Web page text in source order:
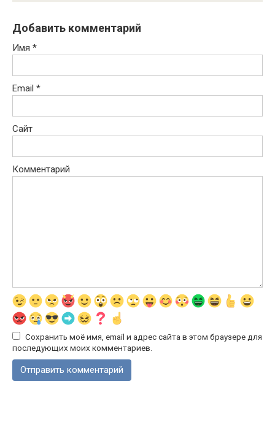
Добавить комментарий
Имя *
Email *
Сайт
Комментарий
Сохранить моё имя, email и адрес сайта в этом браузере для
последующих моих комментариев.